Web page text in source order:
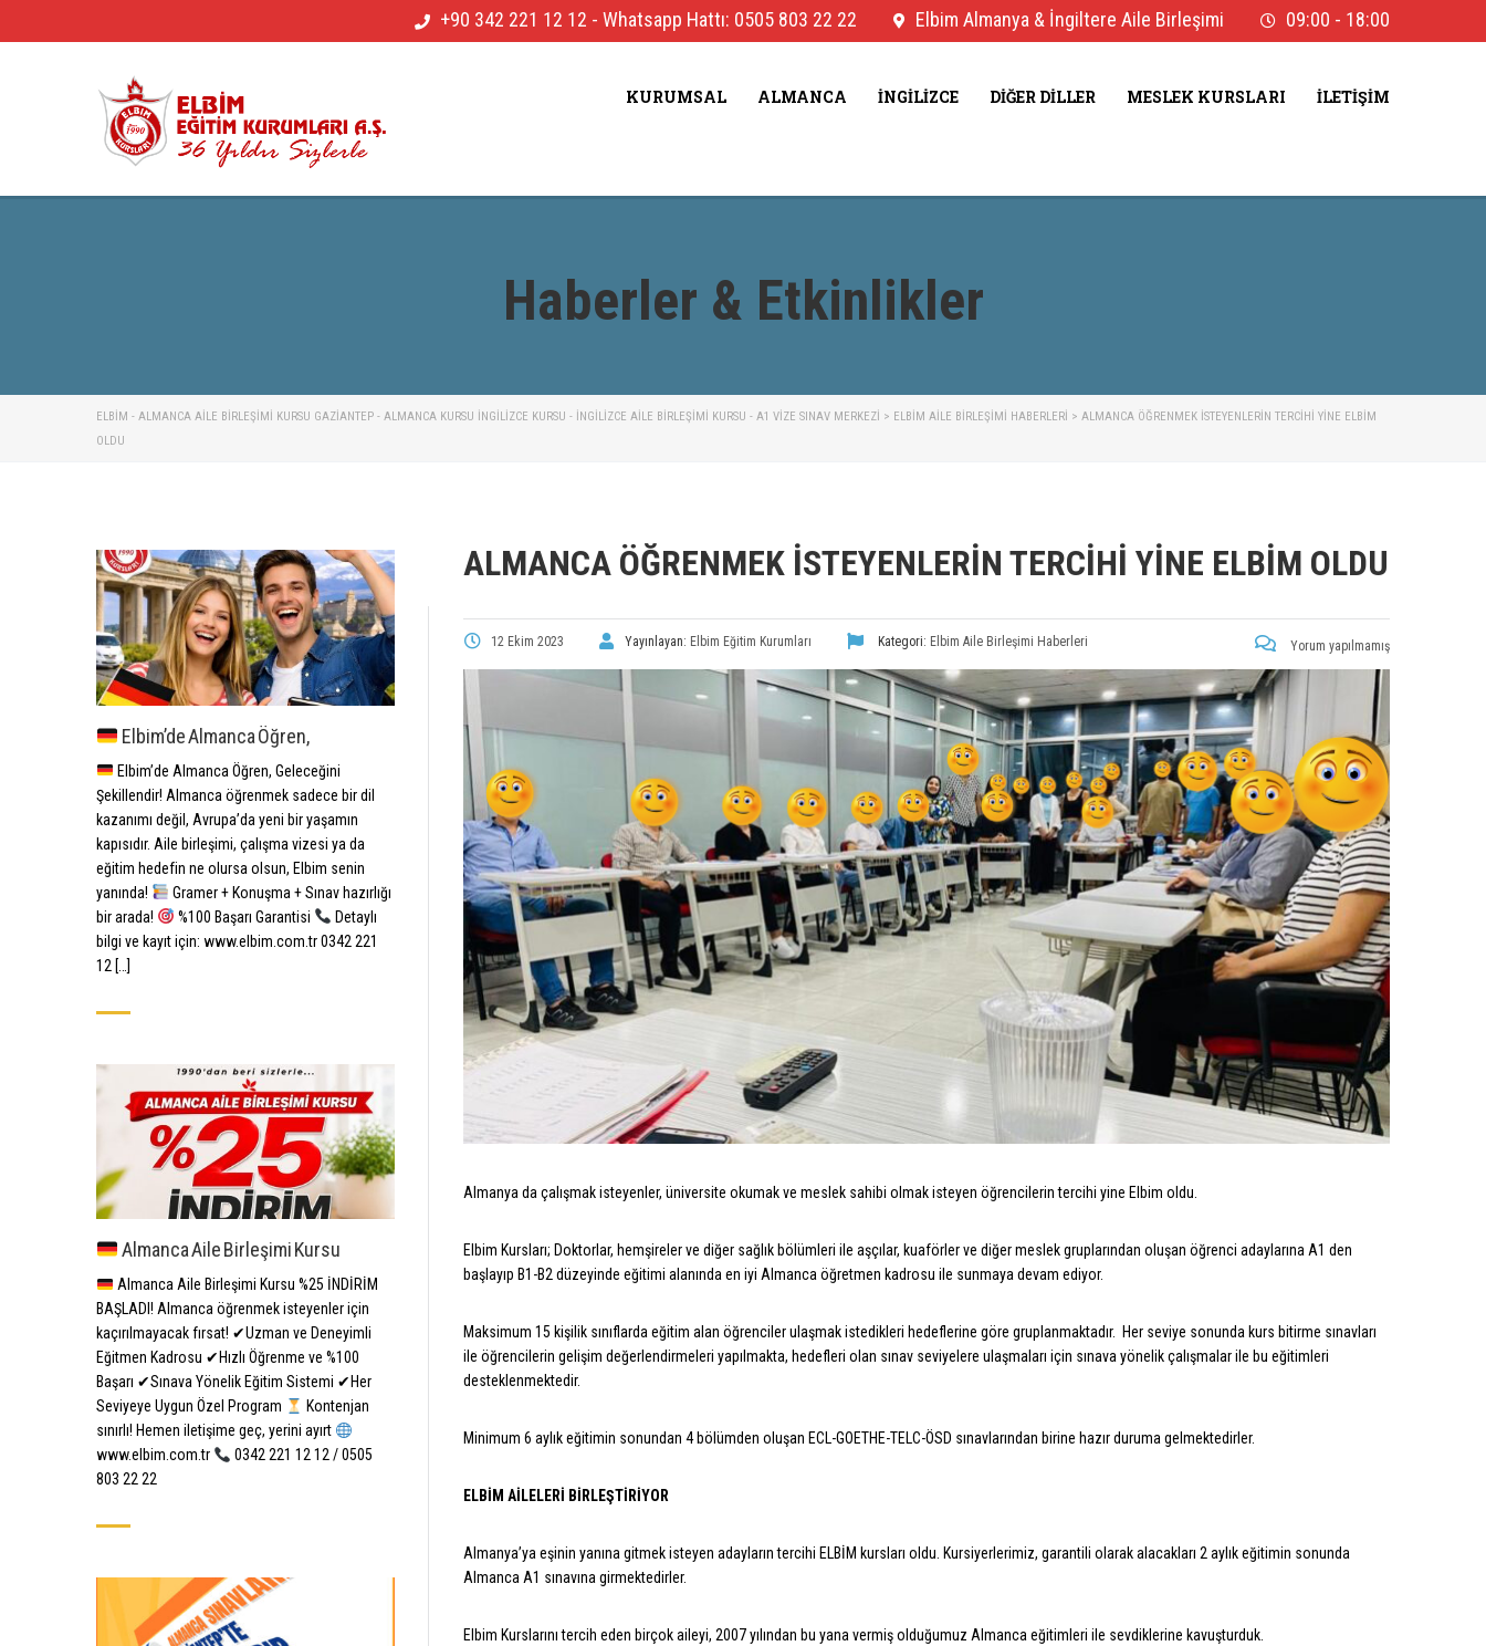
09:00 - 18:00
Elbim Almanya & İngiltere Aile Birleşimi
+90 342 221 12 12 - Whatsapp Hattı: 0505 803 22 22
KURUMSAL ALMANCA İNGILIZCE DIĞER DILLER MESLEK KURSLARI İLETIŞIM
Haberler & Etkinlikler
ELBİM - ALMANCA AILE BIRLEŞIMI KURSU GAZIANTEP - ALMANCA KURSU İNGILIZCE KURSU - İNGILIZCE AILE BIRLEŞIMI KURSU - A1 VIZE SINAV MERKEZI > ELBIM AILE BIRLEŞIMI HABERLERI > ALMANCA ÖĞRENMEK İSTEYENLERİN TERCİHİ YİNE ELBİM
OLDU
ALMANCA ÖĞRENMEK İSTEYENLERİN TERCİHİ YİNE ELBİM OLDU
12 Ekim 2023 Yayınlayan: Elbim Eğitim Kurumları Kategori: Elbim Aile Birleşimi Haberleri Yorum yapılmamış
Almanya da çalışmak isteyenler, üniversite okumak ve meslek sahibi olmak isteyen öğrencilerin tercihi yine Elbim oldu.
Elbim Kursları; Doktorlar, hemşireler ve diğer sağlık bölümleri ile aşçılar, kuaförler ve diğer meslek gruplarından oluşan öğrenci adaylarına A1 den
başlayıp B1-B2 düzeyinde eğitimi alanında en iyi Almanca öğretmen kadrosu ile sunmaya devam ediyor.
Maksimum 15 kişilik sınıflarda eğitim alan öğrenciler ulaşmak istedikleri hedeflerine göre gruplanmaktadır. Her seviye sonunda kurs bitirme sınavları
ile öğrencilerin gelişim değerlendirmeleri yapılmakta, hedefleri olan sınav seviyelere ulaşmaları için sınava yönelik çalışmalar ile bu eğitimleri
desteklenmektedir.
Minimum 6 aylık eğitimin sonundan 4 bölümden oluşan ECL-GOETHE-TELC-ÖSD sınavlarından birine hazır duruma gelmektedirler.
ELBİM AİLELERİ BİRLEŞTİRİYOR
Almanya’ya eşinin yanına gitmek isteyen adayların tercihi ELBİM kursları oldu. Kursiyerlerimiz, garantili olarak alacakları 2 aylık eğitimin sonunda
Almanca A1 sınavına girmektedirler.
Elbim Kurslarını tercih eden birçok aileyi, 2007 yılından bu yana vermiş olduğumuz Almanca eğitimleri ile sevdiklerine kavuşturduk.
Elbim’de Almanca Öğren,
Elbim’de Almanca Öğren, Geleceğini
Şekillendir! Almanca öğrenmek sadece bir dil
kazanımı değil, Avrupa’da yeni bir yaşamın
kapısıdır. Aile birleşimi, çalışma vizesi ya da
eğitim hedefin ne olursa olsun, Elbim senin
yanında!
Gramer + Konuşma + Sınav hazırlığı
bir arada!
%100 Başarı Garantisi
Detaylı
bilgi ve kayıt için: www.elbim.com.tr 0342 221
12 […]
Almanca Aile Birleşimi Kursu
Almanca Aile Birleşimi Kursu %25 İNDİRİM
BAŞLADI! Almanca öğrenmek isteyenler için
kaçırılmayacak fırsat! ✔Uzman ve Deneyimli
Eğitmen Kadrosu ✔Hızlı Öğrenme ve %100
Başarı ✔Sınava Yönelik Eğitim Sistemi ✔Her
Seviyeye Uygun Özel Program
Kontenjan
sınırlı! Hemen iletişime geç, yerini ayırt
www.elbim.com.tr
0342 221 12 12 / 0505
803 22 22